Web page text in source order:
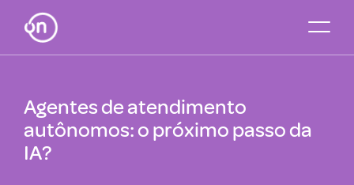
Agentes de atendimento
autônomos: o próximo passo da
IA?